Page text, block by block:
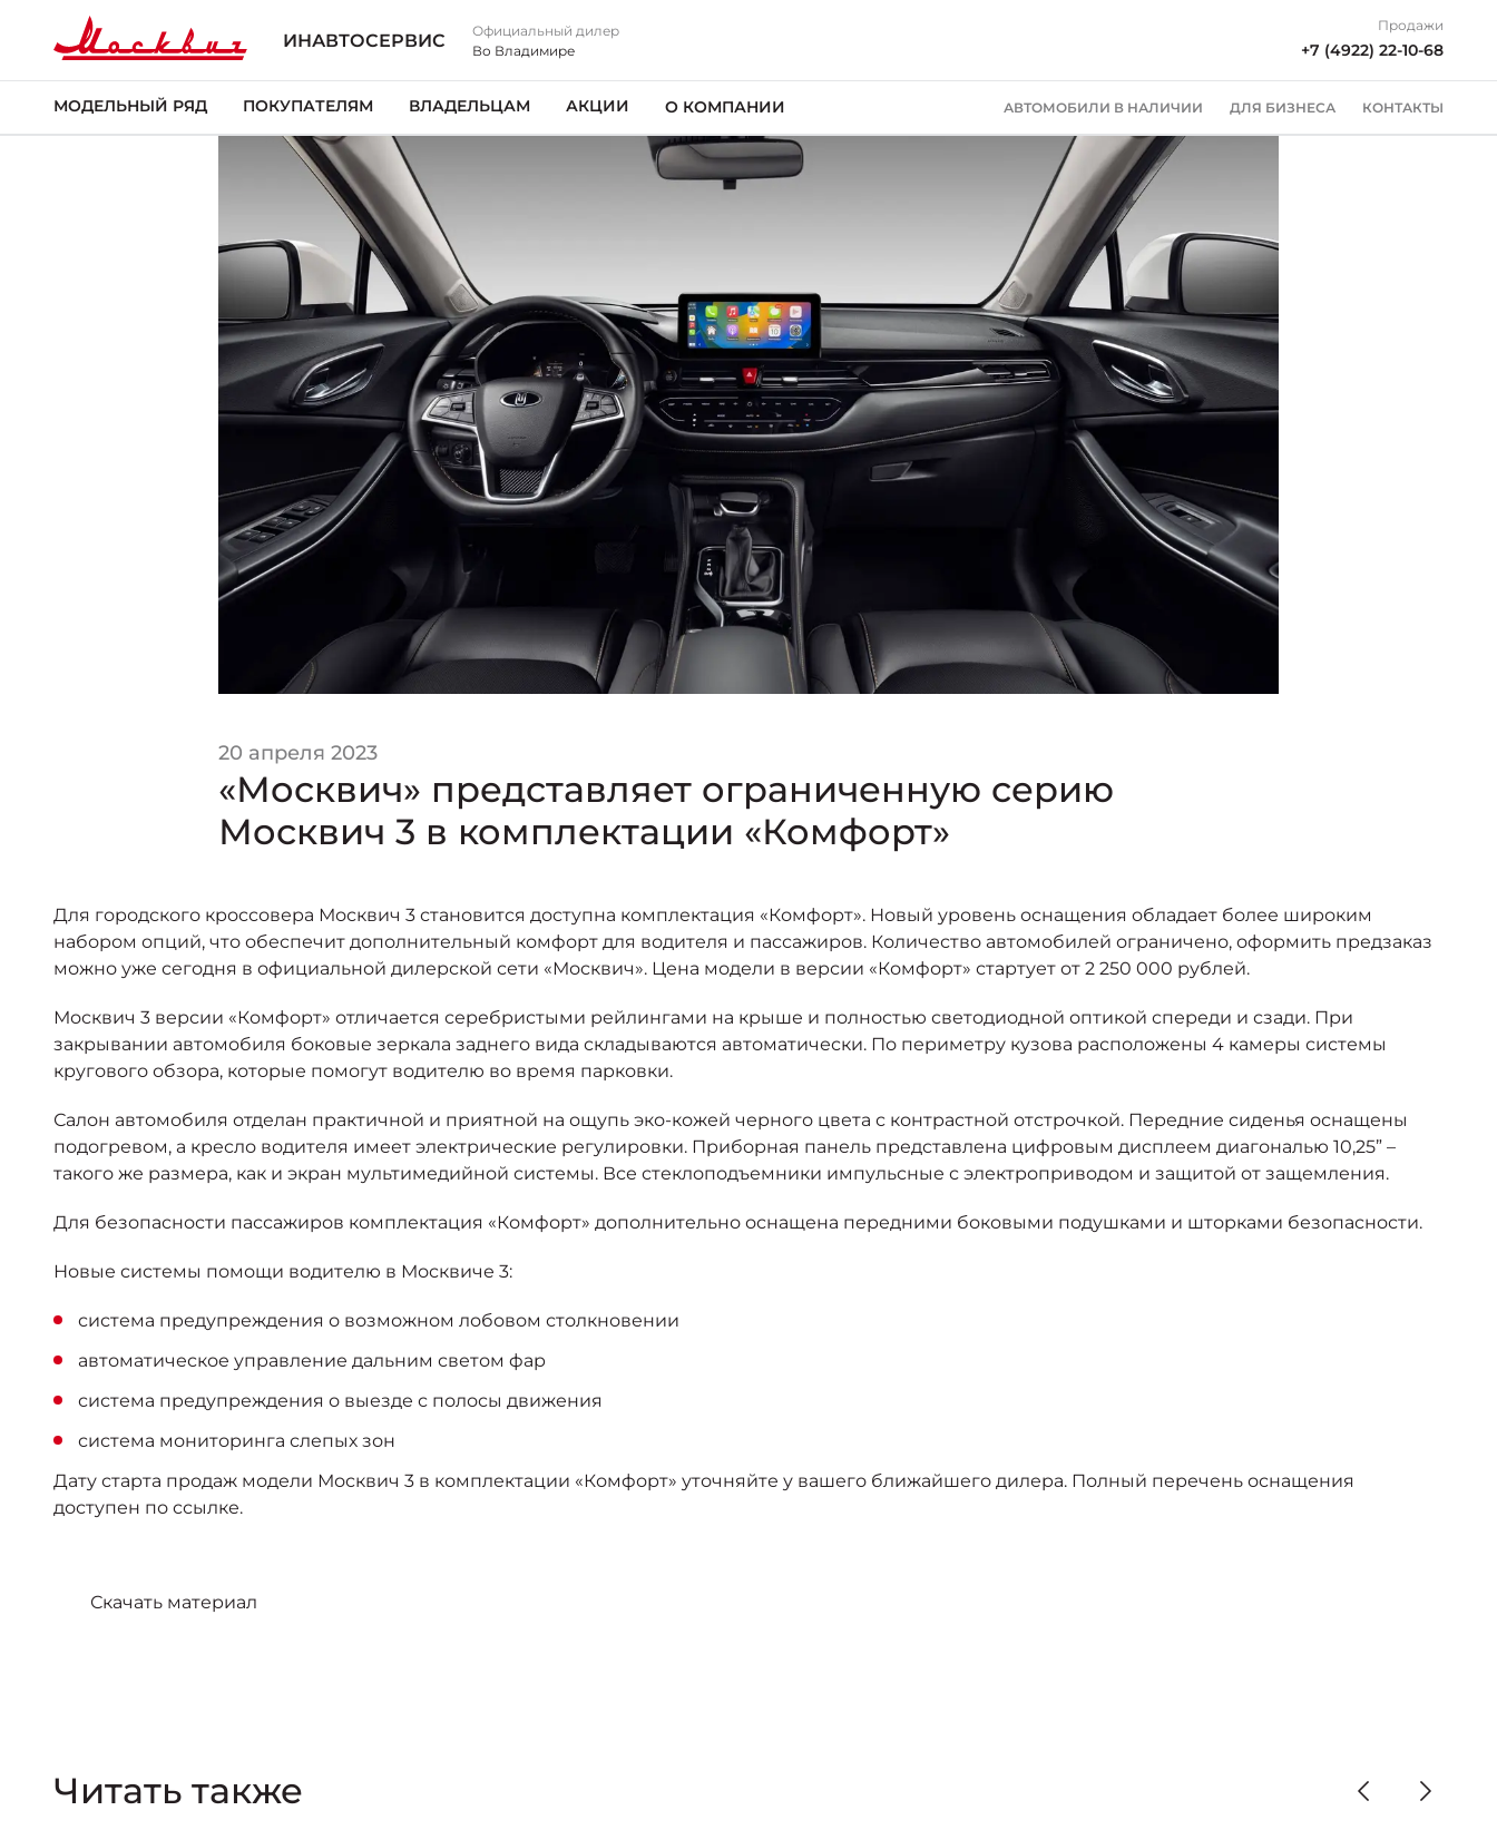
ИНАВТОСЕРВИС
Официальный дилер
Во Владимире
Продажи
+7 (4922) 22-10-68
МОДЕЛЬНЫЙ РЯД ПОКУПАТЕЛЯМ ВЛАДЕЛЬЦАМ АКЦИИ О КОМПАНИИ АВТОМОБИЛИ В НАЛИЧИИ ДЛЯ БИЗНЕСА КОНТАКТЫ
20 апреля 2023
«Москвич» представляет ограниченную серию
Москвич 3 в комплектации «Комфорт»
Для городского кроссовера Москвич 3 становится доступна комплектация «Комфорт». Новый уровень оснащения обладает более широким
набором опций, что обеспечит дополнительный комфорт для водителя и пассажиров. Количество автомобилей ограничено, оформить предзаказ
можно уже сегодня в официальной дилерской сети «Москвич». Цена модели в версии «Комфорт» стартует от 2 250 000 рублей.
Москвич 3 версии «Комфорт» отличается серебристыми рейлингами на крыше и полностью светодиодной оптикой спереди и сзади. При
закрывании автомобиля боковые зеркала заднего вида складываются автоматически. По периметру кузова расположены 4 камеры системы
кругового обзора, которые помогут водителю во время парковки.
Салон автомобиля отделан практичной и приятной на ощупь эко-кожей черного цвета с контрастной отстрочкой. Передние сиденья оснащены
подогревом, а кресло водителя имеет электрические регулировки. Приборная панель представлена цифровым дисплеем диагональю 10,25” –
такого же размера, как и экран мультимедийной системы. Все стеклоподъемники импульсные с электроприводом и защитой от защемления.
Для безопасности пассажиров комплектация «Комфорт» дополнительно оснащена передними боковыми подушками и шторками безопасности.
Новые системы помощи водителю в Москвиче 3:
система предупреждения о возможном лобовом столкновении
автоматическое управление дальним светом фар
система предупреждения о выезде с полосы движения
система мониторинга слепых зон
Дату старта продаж модели Москвич 3 в комплектации «Комфорт» уточняйте у вашего ближайшего дилера. Полный перечень оснащения
доступен по ссылке.
Скачать материал
Читать также